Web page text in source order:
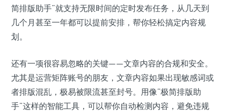
简排版助手”就支持无限时间的定时发布任务，从几天到
几个月甚至一年都可以提前安排，帮你轻松搞定内容规
划。
还有一项很容易忽略的关键——文章内容的合规和安全。
尤其是运营矩阵账号的朋友，文章内容如果出现敏感词或
者排版混乱，极易被限流甚至封号。用像“极简排版助
手”这样的智能工具，可以帮你自动检测内容，避免违规